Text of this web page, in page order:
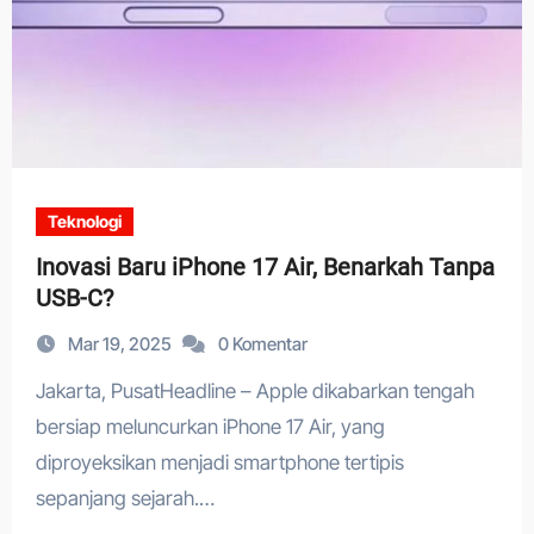
Teknologi
Inovasi Baru iPhone 17 Air, Benarkah Tanpa
USB-C?
Mar 19, 2025 0 Komentar
Jakarta, PusatHeadline – Apple dikabarkan tengah
bersiap meluncurkan iPhone 17 Air, yang
diproyeksikan menjadi smartphone tertipis
sepanjang sejarah.…